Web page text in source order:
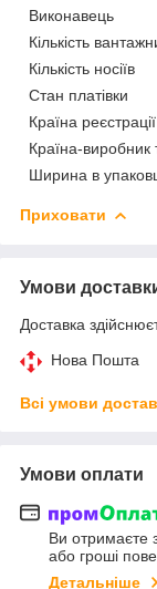
Виконавець
Кількість
Кількість носіїв
Стан платівки
Країна
Країна-виробник
Ширина в
Приховати
Умови
Доставка
Нова Пошта
Всі умови
Умови оплати
Ви отримаєте
або гроші
Детальніше